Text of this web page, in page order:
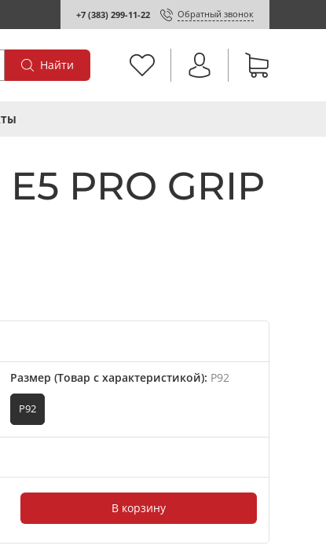
+7 (383) 299-11-22 Обратный звонок
Найти
PRO GRIP
Размер (Товар с характеристикой): P92
P92
В корзину